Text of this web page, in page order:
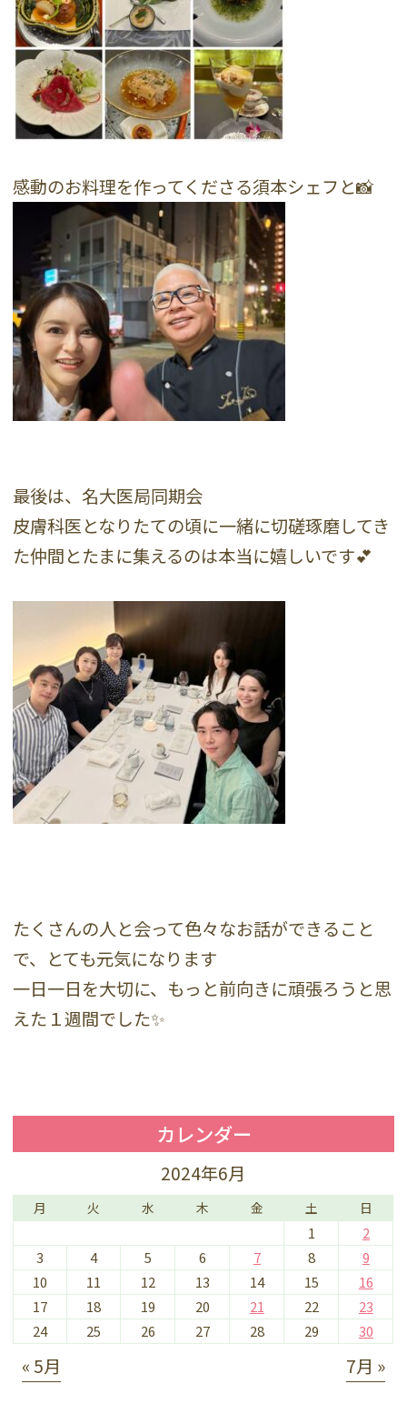
感動のお料理を作ってくださる須本シェフと📸
最後は、名大医局同期会
皮膚科医となりたての頃に一緒に切磋琢磨してき
た仲間とたまに集えるのは本当に嬉しいです💕
たくさんの人と会って色々なお話ができること
で、とても元気になります
一日一日を大切に、もっと前向きに頑張ろうと思
えた１週間でした✨
カレンダー
2024年6月
月 火 水 木 金 土 日
1
2
3
4 5 6 7 8
9
10
11 12 13 14 15
16
17
18 19 20 21 22
23
24
25 26 27 28 29 30
« 5月 7月 »